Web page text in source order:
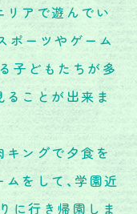
リアで遊んでい
ポーツやゲーム
子どもたちが多
ることが出来ま
キングで夕食を
をして、学園近
に行き帰園しま